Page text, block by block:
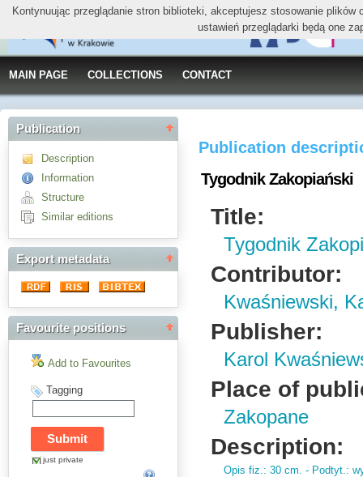
MAIN PAGE COLLECTIONS CONTACT
Publication
Description
Information
Structure
Similar editions
Export metadata
Favourite positions
Add to Favourites
Tagging
just private
Publication
Tygodnik Zakopiański
Title:
Tygodnik
Contributor:
Kwaśniewski,
Publisher:
Karol
Place of
Zakopane
Description:
Opis fiz.: 30 cm. - Podtyt.:
Kontynuując przeglądanie stron biblioteki, akceptujesz stosowanie
ustawień przeglądarki będą one